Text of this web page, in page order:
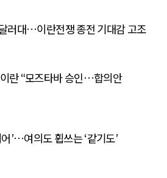
러대…이란전쟁 종전 기대감 고조
란 “모즈타바 승인…합의안
’…여의도 휩쓰는 ‘같기도’